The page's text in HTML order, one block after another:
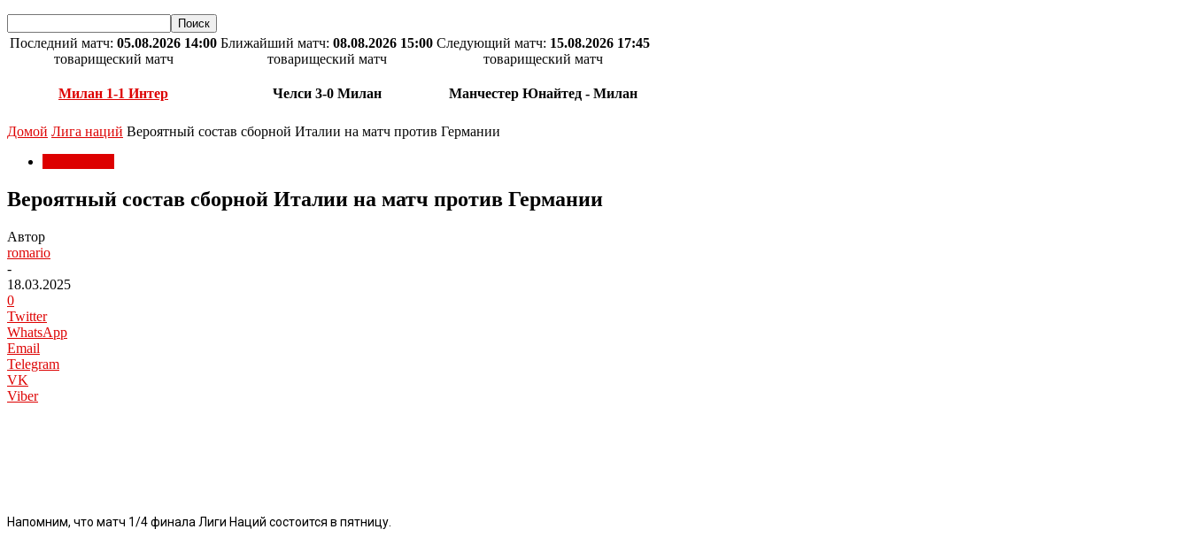
Последний матч: 05.08.2026 14:00
товарищеский матч
Милан 1-1 Интер
Ближайший матч: 08.08.2026 15:00
товарищеский матч
Челси 3-0 Милан
Следующий матч: 15.08.2026 17:45
товарищеский матч
Манчестер Юнайтед - Милан
Домой Лига наций Вероятный состав сборной Италии на матч против Германии
Вероятный состав сборной Италии на матч против Германии
Автор
romario
-
18.03.2025
0
Twitter
WhatsApp
Email
Telegram
VK
Viber
Напомним, что матч 1/4 финала Лиги Наций состоится в пятницу.